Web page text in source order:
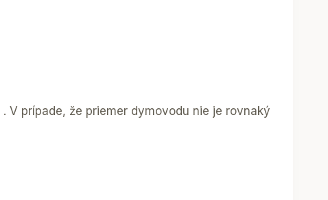
. V prípade, že priemer dymovodu nie je rovnaký